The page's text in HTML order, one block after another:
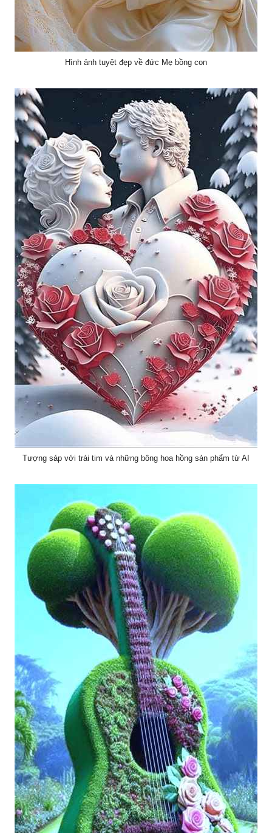
Hình ảnh tuyệt đẹp về đức Mẹ bồng con
Tượng sáp với trái tim và những bông hoa hồng sản phẩm từ AI